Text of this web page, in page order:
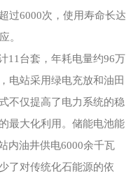
过6000次，使用寿命长达
。
11台套，年耗电量约96万
电站采用绿电充放和油田
不仅提高了电力系统的稳
最大化利用。储能电池能
内油井供电6000余千瓦
了对传统化石能源的依